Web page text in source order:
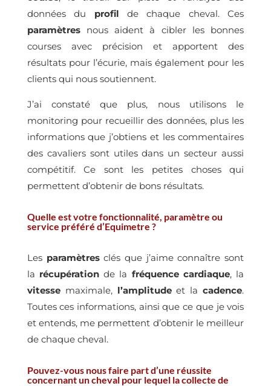
données du profil de chaque cheval. Ces
paramètresnous aident à cibler les bonnes
courses avec précision et apportent des
résultats pour l’écurie, mais également pour les
clients qui nous soutiennent.
J’ai constaté que plus, nous utilisons le
monitoring pour recueillir des données, plus les
informations que j’obtiens et les commentaires
des cavaliers sont utiles dans un secteur aussi
compétitif. Ce sont les petites choses qui
permettent d’obtenir de bons résultats.
Quelle est votre fonctionnalité, paramètre ou
service préféré d’Equimetre ?
Les paramètresclés que j’aime connaître sont
la récupération de la fréquence cardiaque, la
vitessemaximale, l’amplitudeet lacadence.
Toutes ces informations, ainsi que ce que je vois
et entends, me permettent d’obtenir le meilleur
de chaque cheval.
Pouvez-vous nous faire part d’une réussite
concernant un cheval pour lequel la collecte de